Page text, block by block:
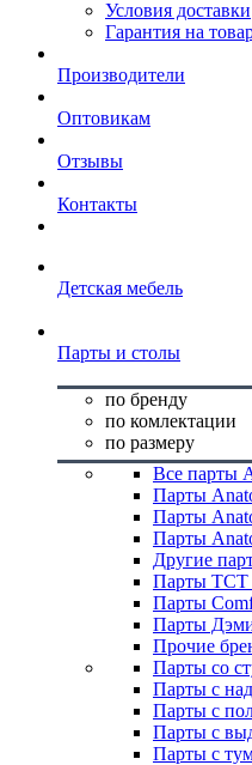
Условия доставки
Гарантия на
Производители
Оптовикам
Отзывы
Контакты
Детская мебель
Парты и столы
по бренду
по комлектации
по размеру
Все парты
Парты
Парты
Парты
Другие
Парты TCT
Парты
Парты
Прочие
Парты со
Парты с
Парты с
Парты с
Парты с